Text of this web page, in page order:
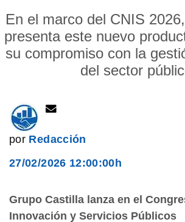
En el marco del CNIS
presenta este nuevo
su compromiso con la
del sector
por Redacción
27/02/2026 12:00:00h
Grupo Castilla lanza en el
Innovación y Servicios Públicos